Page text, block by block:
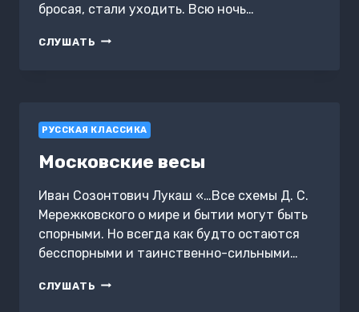
бросая, стали уходить. Всю ночь…
СЛУШАТЬ ВОЛЬНЫЕ
РУССКАЯ КЛАССИКА
Московские весы
Иван Созонтович Лукаш «…Все схемы Д. С.
Мережковского о мире и бытии могут быть
спорными. Но всегда как будто остаются
бесспорными и таинственно-сильными…
СЛУШАТЬ МОСКОВСКИЕ